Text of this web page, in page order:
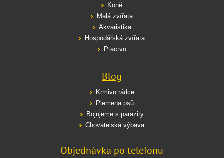
Koně
Malá zvířata
Akvaristika
Hospodářská zvířata
Ptactvo
Blog
Krmivo rádce
Plemena psů
Bojujeme s parazity
Chovatelská výbava
Objednávka po telefonu